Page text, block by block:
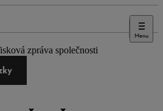
Menu
zpráva společnosti